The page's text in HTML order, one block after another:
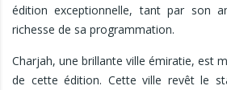
édition exceptionnelle, tant par son
richesse de sa programmation.
Charjah, une brillante ville émiratie, est
de cette édition. Cette ville revêt le